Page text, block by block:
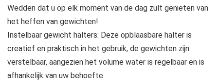
Wedden dat u op elk moment van de dag zult genieten van
het heffen van gewichten!
Instelbaar gewicht halters: Deze opblaasbare halter is
creatief en praktisch in het gebruik, de gewichten zijn
verstelbaar, aangezien het volume water is regelbaar en is
afhankelijk van uw behoefte